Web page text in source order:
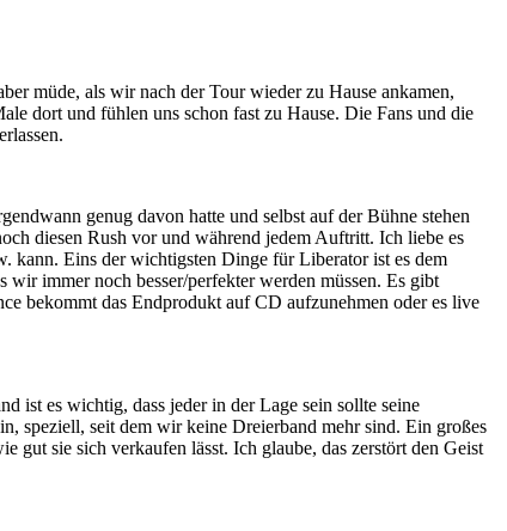
müde, als wir nach der Tour wieder zu Hause ankamen,
dort und fühlen uns schon fast zu Hause. Die Fans und die
genug davon hatte und selbst auf der Bühne stehen
diesen Rush vor und während jedem Auftritt. Ich liebe es
kann. Eins der wichtigsten Dinge für Liberator ist es dem
wir immer noch besser/perfekter werden müssen. Es gibt
bekommt das Endprodukt auf CD aufzunehmen oder es live
ist es wichtig, dass jeder in der Lage sein sollte seine
speziell, seit dem wir keine Dreierband mehr sind. Ein großes
gut sie sich verkaufen lässt. Ich glaube, das zerstört den Geist